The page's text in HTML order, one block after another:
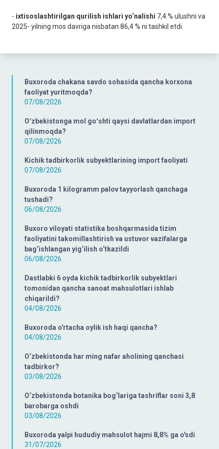
Buxoroda chakana savdo sohasida qancha korxona
faoliyat yuritmoqda?
07/08/2026
Oʻzbekistonga mol goʻshti qaysi davlatlardan import
qilinmoqda?
07/08/2026
Kichik tadbirkorlik subyektlarining import faoliyati
07/08/2026
Buxoroda 1 kilogramm palov tayyorlash qanchaga
tushadi?
06/08/2026
Buxoro viloyati statistika boshqarmasida tizim
faoliyatini takomillashtirish va ustuvor vazifalarga
bag‘ishlangan yig‘ilish o‘tkazildi
06/08/2026
Dastlabki 6 oyda kichik tadbirkorlik subyektlari
tomonidan qancha sanoat mahsulotlari ishlab
chiqarildi?
04/08/2026
Buxoroda o'rtacha oylik ish haqi qancha?
04/08/2026
O‘zbekistonda har ming nafar aholining qanchasi
tadbirkor?
03/08/2026
O‘zbekistonda botanika bog‘lariga tashriflar soni 3,8
barobarga oshdi
03/08/2026
Buxoroda yalpi hududiy mahsulot hajmi 8,8% ga o'sdi
31/07/2026
- ixtisoslashtirilgan qurilish ishlari yo‘nalishi 7,4 % ulushni va
2025- yilning mos davriga nisbatan 86,4 % ni tashkil etdi.